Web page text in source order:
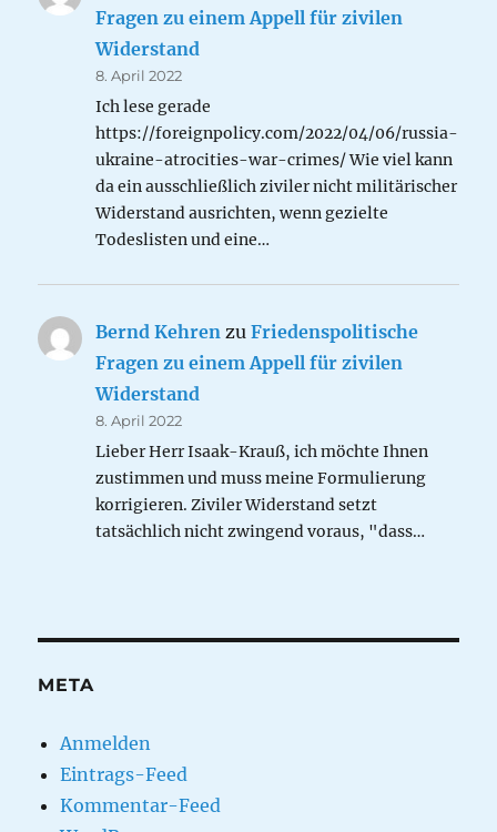
Fragen zu einem Appell für zivilen
Widerstand
8. April 2022
Ich lese gerade
https://foreignpolicy.com/2022/04/06/russia-
ukraine-atrocities-war-crimes/ Wie viel kann
da ein ausschließlich ziviler nicht militärischer
Widerstand ausrichten, wenn gezielte
Todeslisten und eine…
Bernd Kehren zuFriedenspolitische
Fragen zu einem Appell für zivilen
Widerstand
8. April 2022
Lieber Herr Isaak-Krauß, ich möchte Ihnen
zustimmen und muss meine Formulierung
korrigieren. Ziviler Widerstand setzt
tatsächlich nicht zwingend voraus, "dass…
META
Anmelden
Eintrags-Feed
Kommentar-Feed